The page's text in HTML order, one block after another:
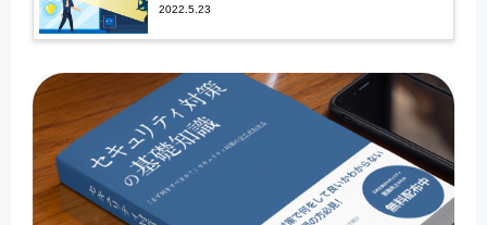
2022.5.23